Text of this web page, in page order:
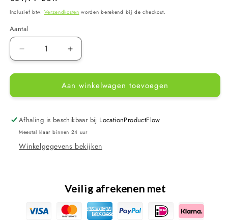
prijs
Inclusief btw. Verzendkosten worden berekend bij de checkout.
Aantal
Aantal
verlagen
voor
-
voor
spa
zwembad
Aantal
verhogen
voor
KIKAO
-
voor
spa
zwembad
250
ml
Aan winkelwagen toevoegen
Afhaling is beschikbaar bij LocationProductFlow
Meestal klaar binnen 24 uur
Winkelgegevens bekijken
Veilig afrekenen met